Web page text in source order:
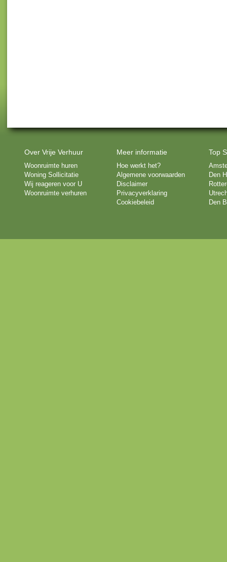
Over Vrije Verhuur
Woonruimte huren
Woning Sollicitatie
Wij reageren voor U
Woonruimte verhuren
Meer informatie
Hoe werkt het?
Algemene voorwaarden
Disclaimer
Privacyverklaring
Cookiebeleid
Top
Den
Den